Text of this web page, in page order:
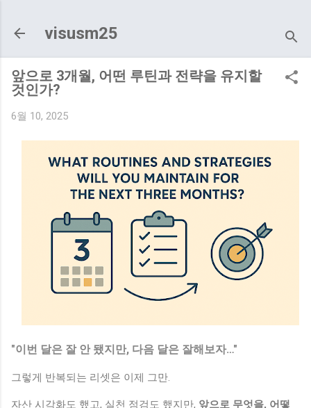
visusm25
앞으로 3개월, 어떤 루틴과 전략을 유지할
것인가?
6월 10, 2025
"이번 달은 잘 안 됐지만, 다음 달은 잘해보자…"
그렇게 반복되는 리셋은 이제 그만.
자산 시각화도 했고, 실천 점검도 했지만, 앞으로 무엇을, 어떻